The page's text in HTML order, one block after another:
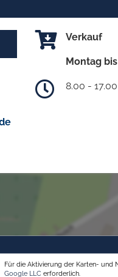
Verkauf
Montag
8.00 -
Für die Aktivierung der Karten- und
Google LLC erforderlich.